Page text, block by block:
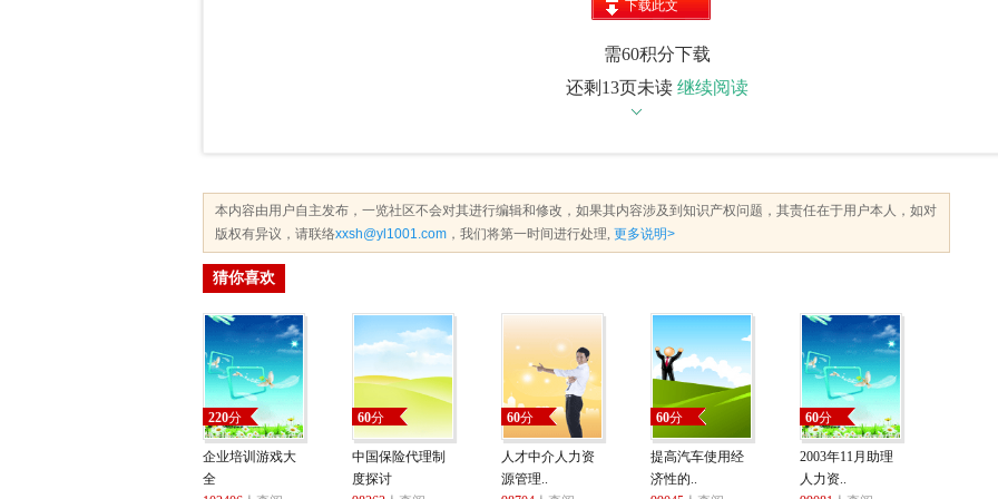
下载此文
需60积分下载
还剩13页未读 继续阅读
本内容由用户自主发布，一览社区不会对其进行编辑和修改，如果其内容涉及到知识产权问题，其责任在于用户本人，如对
版权有异议，请联络xxsh@yl1001.com ，我们将第一时间进行处理, 更多说明>
猜你喜欢
220分
企业培训游戏大
全
60分
中国保险代理制
度探讨
60分
人才中介人力资
源管理..
60分
提高汽车使用经
济性的..
60分
2003年11月助理
人力资..